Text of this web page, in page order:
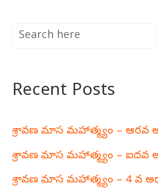
Recent Posts
శ్రావణ మాస మహాత్మ్యం – ఆరవ
శ్రావణ మాస మహాత్మ్యం – ఐదవ
శ్రావణ మాస మహాత్మ్యం – 4 వ